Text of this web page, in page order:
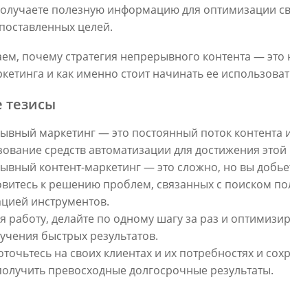
полезную информацию для оптимизации
целей.
почему стратегия непрерывного контента —
и как именно стоит начинать ее
маркетинг — это постоянный поток контента
средств автоматизации для достижения этой
контент-маркетинг — это сложно, но вы
к решению проблем, связанных с поиском
инструментов.
работу, делайте по одному шагу за раз и
быстрых результатов.
на своих клиентах и их потребностях и
превосходные долгосрочные результаты.